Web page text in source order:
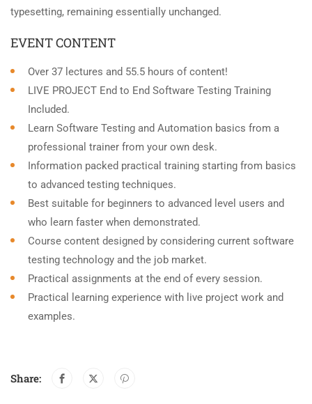
typesetting, remaining essentially unchanged.
EVENT CONTENT
Over 37 lectures and 55.5 hours of content!
LIVE PROJECT End to End Software Testing Training
Included.
Learn Software Testing and Automation basics from a
professional trainer from your own desk.
Information packed practical training starting from basics
to advanced testing techniques.
Best suitable for beginners to advanced level users and
who learn faster when demonstrated.
Course content designed by considering current software
testing technology and the job market.
Practical assignments at the end of every session.
Practical learning experience with live project work and
examples.
Share: